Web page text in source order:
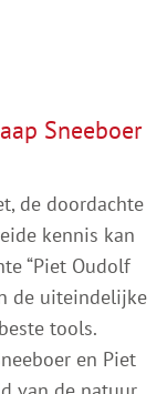
Sneeboer
de doordachte
kennis kan
“Piet Oudolf
de uiteindelijke
tools.
en Piet